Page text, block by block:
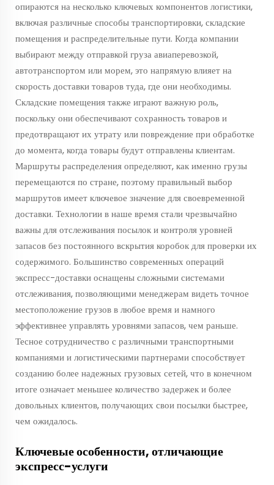
опираются на несколько ключевых компонентов логистики,
включая различные способы транспортировки, складские
помещения и распределительные пути. Когда компании
выбирают между отправкой груза авиаперевозкой,
автотранспортом или морем, это напрямую влияет на
скорость доставки товаров туда, где они необходимы.
Складские помещения также играют важную роль,
поскольку они обеспечивают сохранность товаров и
предотвращают их утрату или повреждение при обработке
до момента, когда товары будут отправлены клиентам.
Маршруты распределения определяют, как именно грузы
перемещаются по стране, поэтому правильный выбор
маршрутов имеет ключевое значение для своевременной
доставки. Технологии в наше время стали чрезвычайно
важны для отслеживания посылок и контроля уровней
запасов без постоянного вскрытия коробок для проверки их
содержимого. Большинство современных операций
экспресс-доставки оснащены сложными системами
отслеживания, позволяющими менеджерам видеть точное
местоположение грузов в любое время и намного
эффективнее управлять уровнями запасов, чем раньше.
Тесное сотрудничество с различными транспортными
компаниями и логистическими партнерами способствует
созданию более надежных грузовых сетей, что в конечном
итоге означает меньшее количество задержек и более
довольных клиентов, получающих свои посылки быстрее,
чем ожидалось.
Ключевые особенности, отличающие
экспресс-услуги